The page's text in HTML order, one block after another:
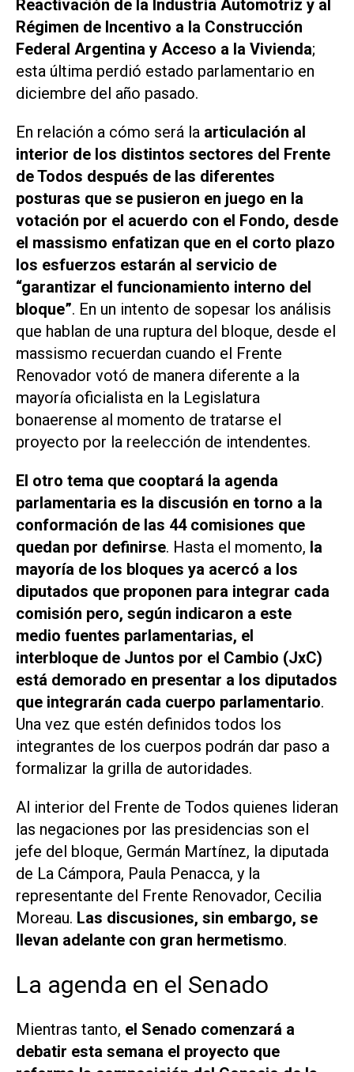
Reactivación de la Industria Automotriz y al
Régimen de Incentivo a la Construcción
Federal Argentina y Acceso a la Vivienda;
esta última perdió estado parlamentario en
diciembre del año pasado.
En relación a cómo será la articulación al
interior de los distintos sectores del Frente
de Todos después de las diferentes
posturas que se pusieron en juego en la
votación por el acuerdo con el Fondo, desde
el massismo enfatizan que en el corto plazo
los esfuerzos estarán al servicio de
“garantizar el funcionamiento interno del
bloque”. En un intento de sopesar los análisis
que hablan de una ruptura del bloque, desde el
massismo recuerdan cuando el Frente
Renovador votó de manera diferente a la
mayoría oficialista en la Legislatura
bonaerense al momento de tratarse el
proyecto por la reelección de intendentes.
El otro tema que cooptará la agenda
parlamentaria es la discusión en torno a la
conformación de las 44 comisiones que
quedan por definirse. Hasta el momento, la
mayoría de los bloques ya acercó a los
diputados que proponen para integrar cada
comisión pero, según indicaron a este
medio fuentes parlamentarias, el
interbloque de Juntos por el Cambio (JxC)
está demorado en presentar a los diputados
que integrarán cada cuerpo parlamentario.
Una vez que estén definidos todos los
integrantes de los cuerpos podrán dar paso a
formalizar la grilla de autoridades.
Al interior del Frente de Todos quienes lideran
las negaciones por las presidencias son el
jefe del bloque, Germán Martínez, la diputada
de La Cámpora, Paula Penacca, y la
representante del Frente Renovador, Cecilia
Moreau. Las discusiones, sin embargo, se
llevan adelante con gran hermetismo.
La agenda en el Senado
Mientras tanto, el Senado comenzará a
debatir esta semana el proyecto que